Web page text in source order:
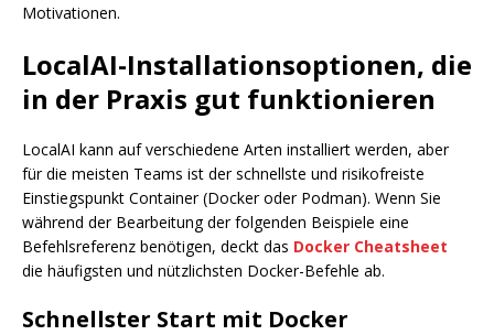
Motivationen.
LocalAI-Installationsoptionen, die
in der Praxis gut funktionieren
LocalAI kann auf verschiedene Arten installiert werden, aber
für die meisten Teams ist der schnellste und risikofreiste
Einstiegspunkt Container (Docker oder Podman). Wenn Sie
während der Bearbeitung der folgenden Beispiele eine
Befehlsreferenz benötigen, deckt das Docker Cheatsheet
die häufigsten und nützlichsten Docker-Befehle ab.
Schnellster Start mit Docker